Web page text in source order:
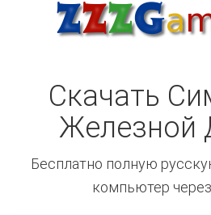
Скачать
Железной
Бесплатно полную
компьютер